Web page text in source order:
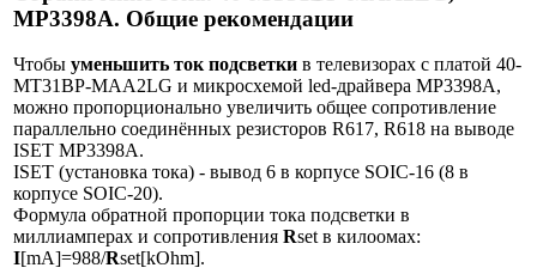
MP3398A. Общие рекомендации
Чтобы уменьшить ток подсветки в телевизорах с платой 40-
MT31BP-MAA2LG и микросхемой led-драйвера MP3398A,
можно пропорционально увеличить общее сопротивление
параллельно соединённых резисторов R617, R618 на выводе
ISET MP3398A.
ISET (установка тока) - вывод 6 в корпусе SOIC-16 (8 в
корпусе SOIC-20).
Формула обратной пропорции тока подсветки в
миллиамперах и сопротивления Rset в килоомах:
I[mA]=988/Rset[kOhm].